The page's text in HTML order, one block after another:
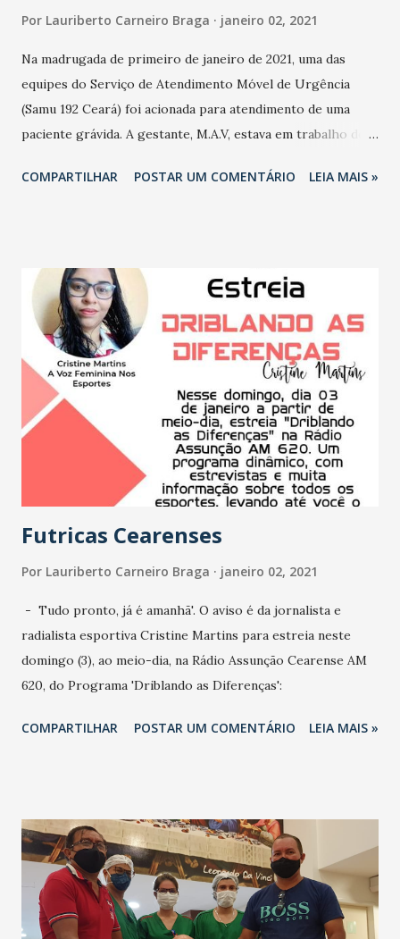
Por Lauriberto Carneiro Braga janeiro 02, 2021
Na madrugada de primeiro de janeiro de 2021, uma das
equipes do Serviço de Atendimento Móvel de Urgência
(Samu 192 Ceará) foi acionada para atendimento de uma
paciente grávida. A gestante, M.A.V, estava em trabalho de
encaminhada pelo Hospital de Ocara para Fortaleza por
a bebê nasceu durante o percurso para Fortaleza, ainda
dentro da ambulância do Samu, a uma da madrugada de
primeiro de janeiro de 2021. A equipe de profissionais
formada pelo condutor André Jackson Mesquita; a
enfermeira, Liliane Chaves; e o médico Ricardo Matos,
realizaram o parto. Após o nascimento, a equipe retornou
para o Hospital de Ocara com mãe e filha para concluir a
primeira assistência. - Tão próximo do Natal que nos
lembra o nascimento do Cristo e no início de um novo ano
presenciar a mag...
COMPARTILHAR POSTAR UM COMENTÁRIO LEIA MAIS »
Futricas Cearenses
Por Lauriberto Carneiro Braga janeiro 02, 2021
- Tudo pronto, já é amanhã'. O aviso é da jornalista e
radialista esportiva Cristine Martins para estreia neste
domingo (3), ao meio-dia, na Rádio Assunção Cearense AM
620, do Programa 'Driblando as Diferenças':
COMPARTILHAR POSTAR UM COMENTÁRIO LEIA MAIS »